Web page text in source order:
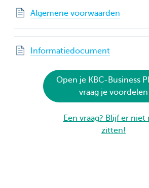
Algemene voorwaarden
Informatiedocument
Open je KBC-Business
vraag je voordelen
Een vraag? Blijf er niet
zitten!